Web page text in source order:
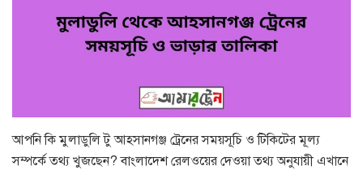
আপনি কি মুলাডুলি টু আহসানগঞ্জ ট্রেনের সময়সূচি ও টিকিটের মূল্য
সম্পর্কে তথ্য খুজছেন? বাংলাদেশ রেলওয়ের দেওয়া তথ্য অনুযায়ী এখানে